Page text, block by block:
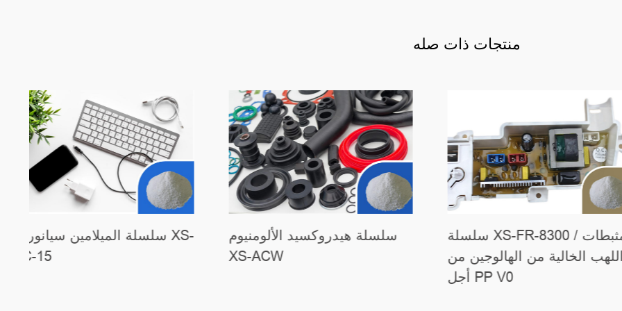
منتجات ذات صله
سلسلة هيدروكسيد الألومنيوم
XS-ACW
سلسلة XS-FR-8300 / مثبطات
اللهب الخالية من الهالوجين من
اللهب المركبة لسلسلة
PBT/PET XS-FR-